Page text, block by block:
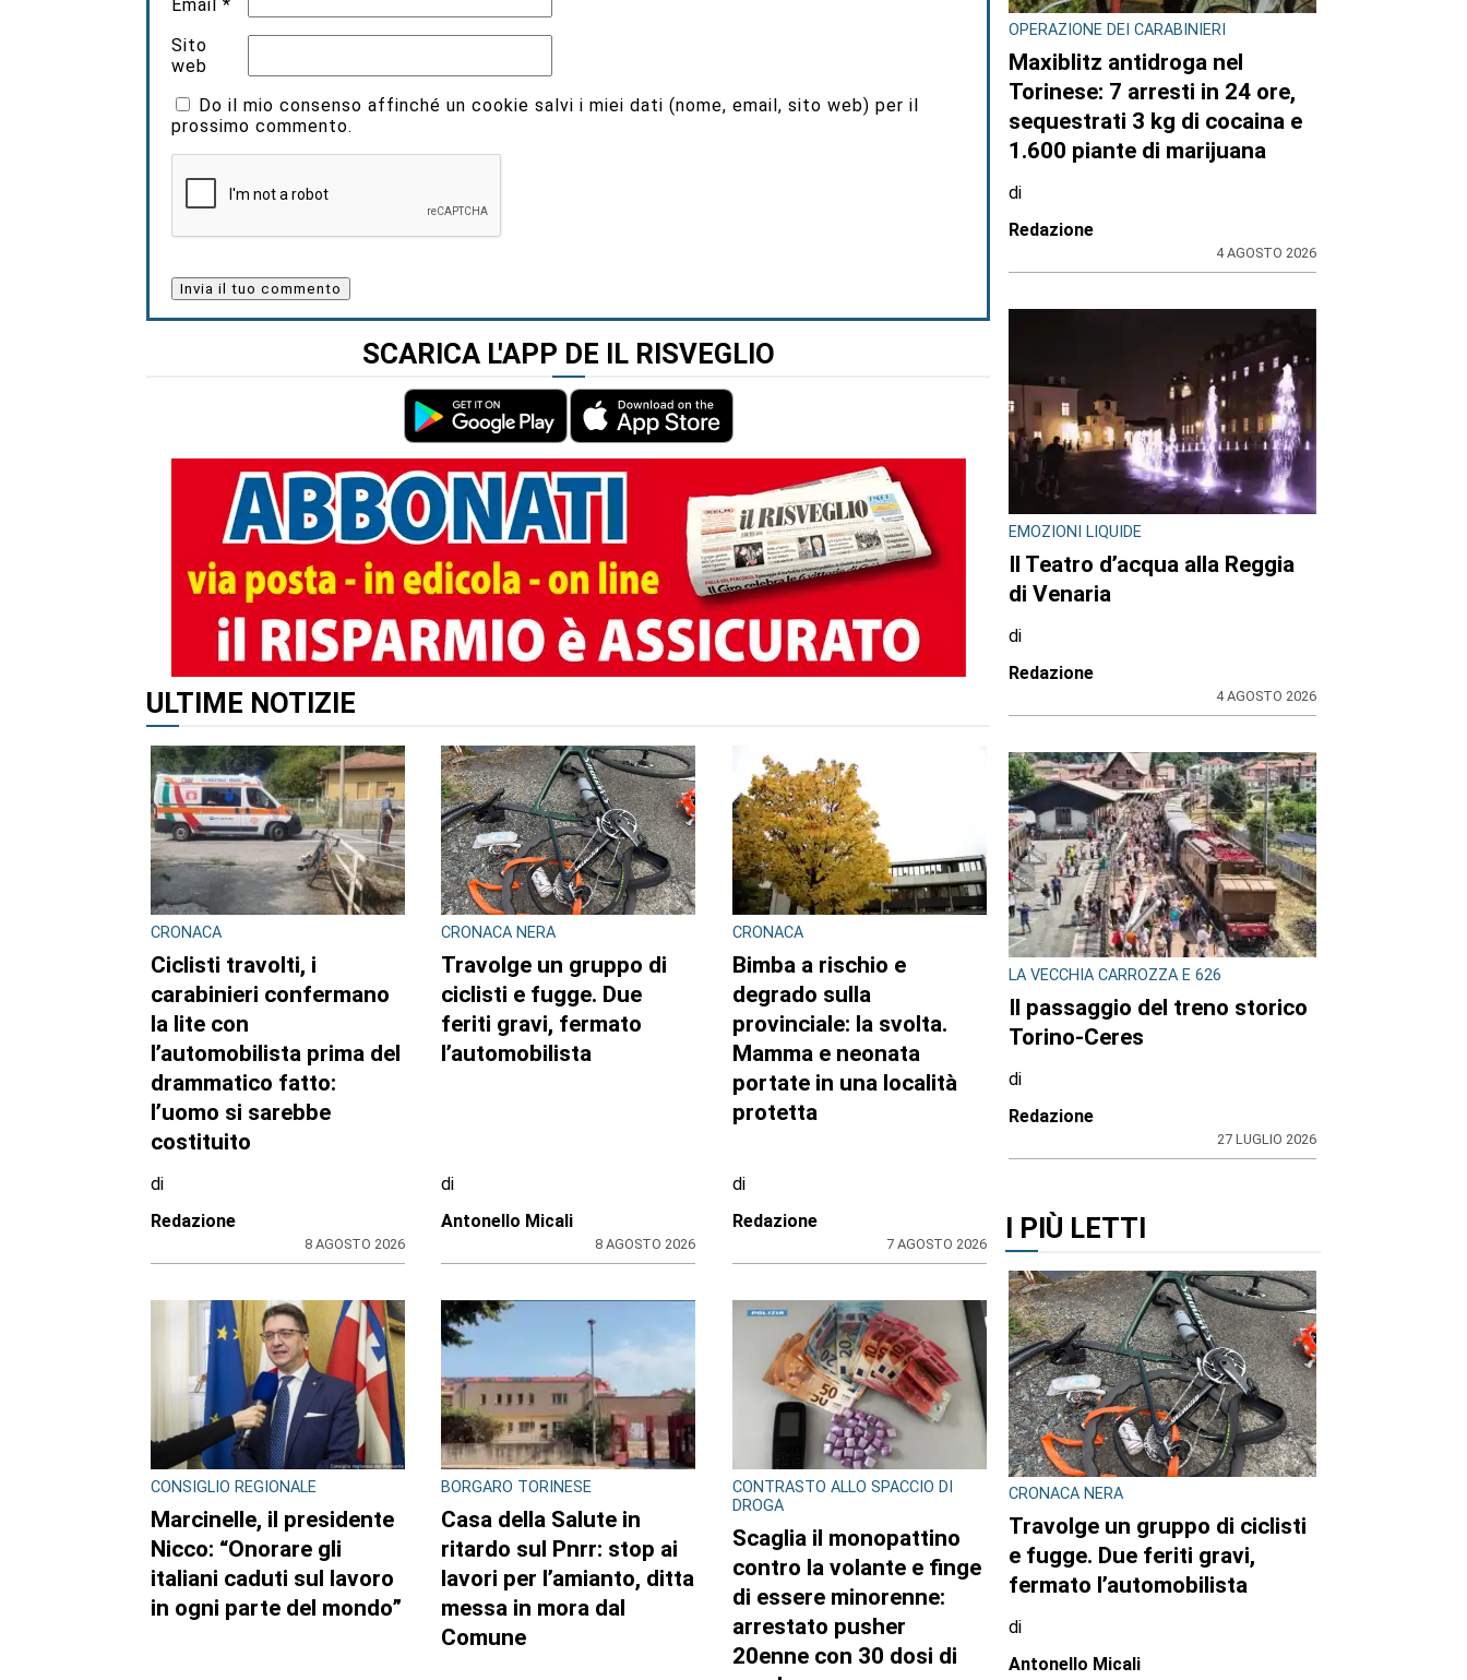
Email*
Sito
web
Do il mio consenso affinché un cookie salvi i miei dati (nome, email, sito web) per il
prossimo commento.
SCARICA L'APP DE IL RISVEGLIO
ALTRI ARTICOLI DI QUESTO AUTORE
ULTIME NOTIZIE
CRONACA
Ciclisti travolti, i
carabinieri confermano
la lite con
l’automobilista prima del
drammatico fatto:
l’uomo si sarebbe
costituito
di
Redazione
8 AGOSTO 2026
CRONACA NERA
Travolge un gruppo di
ciclisti e fugge. Due
di
Antonello Micali
8 AGOSTO 2026
CRONACA
Bimba a rischio e
degrado sulla
provinciale: la svolta.
Mamma e neonata
protetta
di
Redazione
7 AGOSTO 2026
CONSIGLIO REGIONALE
Marcinelle, il presidente
Nicco: “Onorare gli
BORGARO TORINESE
Casa della Salute in
ritardo sul Pnrr: stop ai
lavori per l’amianto, ditta
CONTRASTO ALLO SPACCIO DI
DROGA
Scaglia il monopattino
contro la volante e finge
di essere minorenne:
OPERAZIONE DEI CARABINIERI
Maxiblitz antidroga nel
Torinese: 7 arresti in 24 ore,
sequestrati 3 kg di cocaina e
1.600 piante di marijuana
di
Redazione
4 AGOSTO 2026
EMOZIONI LIQUIDE
Il Teatro d’acqua alla Reggia
di Venaria
di
Redazione
4 AGOSTO 2026
LA VECCHIA CARROZZA E 626
Il passaggio del treno storico
Torino-Ceres
di
Redazione
27 LUGLIO 2026
I PIÙ LETTI
CRONACA NERA
Travolge un gruppo di ciclisti
e fugge. Due feriti gravi,
fermato l’automobilista
di
Antonello Micali